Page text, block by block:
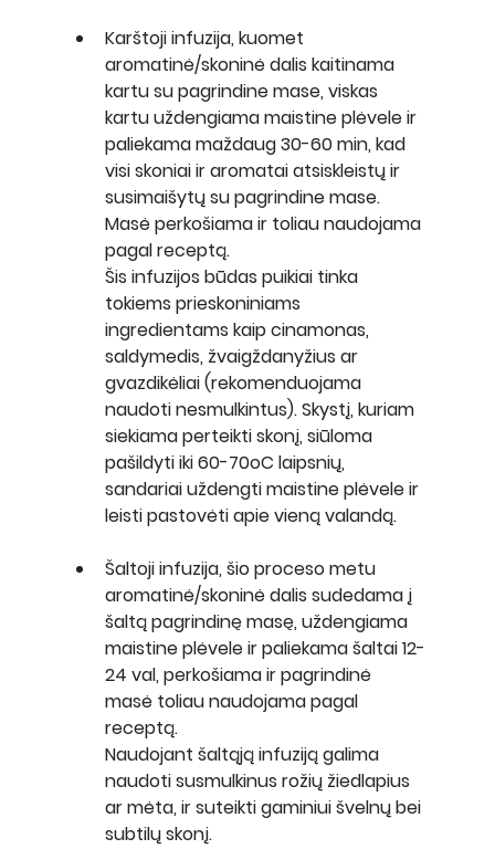
Karštoji infuzija, kuomet
aromatinė/skoninė dalis kaitinama
kartu su pagrindine mase, viskas
kartu uždengiama maistine plėvele ir
paliekama maždaug 30-60 min, kad
visi skoniai ir aromatai atsiskleistų ir
susimaišytų su pagrindine mase.
Masė perkošiama ir toliau naudojama
pagal receptą.
Šis infuzijos būdas puikiai tinka
tokiems prieskoniniams
ingredientams kaip cinamonas,
saldymedis, žvaigždanyžius ar
gvazdikėliai (rekomenduojama
naudoti nesmulkintus). Skystį, kuriam
siekiama perteikti skonį, siūloma
pašildyti iki 60-70oC laipsnių,
sandariai uždengti maistine plėvele ir
leisti pastovėti apie vieną valandą.
Šaltoji infuzija, šio proceso metu
aromatinė/skoninė dalis sudedama į
šaltą pagrindinę masę, uždengiama
maistine plėvele ir paliekama šaltai 12-
24 val, perkošiama ir pagrindinė
masė toliau naudojama pagal
receptą.
Naudojant šaltąją infuziją galima
naudoti susmulkinus rožių žiedlapius
ar mėta, ir suteikti gaminiui švelnų bei
subtilų skonį.